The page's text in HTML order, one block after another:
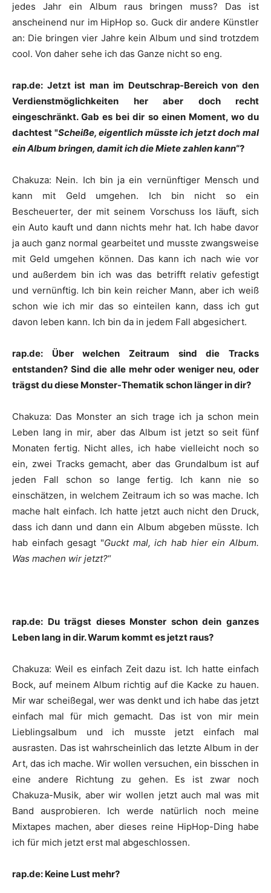
jedes Jahr ein Album raus bringen muss? Das ist
anscheinend nur im HipHop so. Guck dir andere Künstler
an: Die bringen vier Jahre kein Album und sind trotzdem
cool. Von daher sehe ich das Ganze nicht so eng.
rap.de: Jetzt ist man im Deutschrap-Bereich von den
Verdienstmöglichkeiten her aber doch recht
eingeschränkt. Gab es bei dir so einen Moment, wo du
dachtest "Scheiße, eigentlich müsste ich jetzt doch mal
ein Album bringen, damit ich die Miete zahlen kann“?
Chakuza: Nein. Ich bin ja ein vernünftiger Mensch und
kann mit Geld umgehen. Ich bin nicht so ein
Bescheuerter, der mit seinem Vorschuss los läuft, sich
ein Auto kauft und dann nichts mehr hat. Ich habe davor
ja auch ganz normal gearbeitet und musste zwangsweise
mit Geld umgehen können. Das kann ich nach wie vor
und außerdem bin ich was das betrifft relativ gefestigt
und vernünftig. Ich bin kein reicher Mann, aber ich weiß
schon wie ich mir das so einteilen kann, dass ich gut
davon leben kann. Ich bin da in jedem Fall abgesichert.
rap.de: Über welchen Zeitraum sind die Tracks
entstanden? Sind die alle mehr oder weniger neu, oder
trägst du diese Monster-Thematik schon länger in dir?
Chakuza: Das Monster an sich trage ich ja schon mein
Leben lang in mir, aber das Album ist jetzt so seit fünf
Monaten fertig. Nicht alles, ich habe vielleicht noch so
ein, zwei Tracks gemacht, aber das Grundalbum ist auf
jeden Fall schon so lange fertig. Ich kann nie so
einschätzen, in welchem Zeitraum ich so was mache. Ich
mache halt einfach. Ich hatte jetzt auch nicht den Druck,
dass ich dann und dann ein Album abgeben müsste. Ich
hab einfach gesagt "Guckt mal, ich hab hier ein Album.
Was machen wir jetzt?“
rap.de: Du trägst dieses Monster schon dein ganzes
Leben lang in dir. Warum kommt es jetzt raus?
Chakuza: Weil es einfach Zeit dazu ist. Ich hatte einfach
Bock, auf meinem Album richtig auf die Kacke zu hauen.
Mir war scheißegal, wer was denkt und ich habe das jetzt
einfach mal für mich gemacht. Das ist von mir mein
Lieblingsalbum und ich musste jetzt einfach mal
ausrasten. Das ist wahrscheinlich das letzte Album in der
Art, das ich mache. Wir wollen versuchen, ein bisschen in
eine andere Richtung zu gehen. Es ist zwar noch
Chakuza-Musik, aber wir wollen jetzt auch mal was mit
Band ausprobieren. Ich werde natürlich noch meine
Mixtapes machen, aber dieses reine HipHop-Ding habe
ich für mich jetzt erst mal abgeschlossen.
rap.de: Keine Lust mehr?